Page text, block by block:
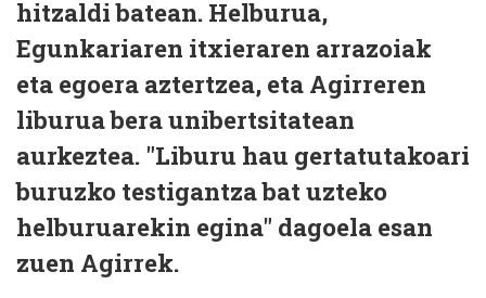
hitzaldi batean. Helburua,
Egunkariaren itxieraren arrazoiak
eta egoera aztertzea, eta Agirreren
liburua bera unibertsitatean
aurkeztea. "Liburu hau gertatutakoari
buruzko testigantza bat uzteko
helburuarekin egina" dagoela esan
zuen Agirrek.